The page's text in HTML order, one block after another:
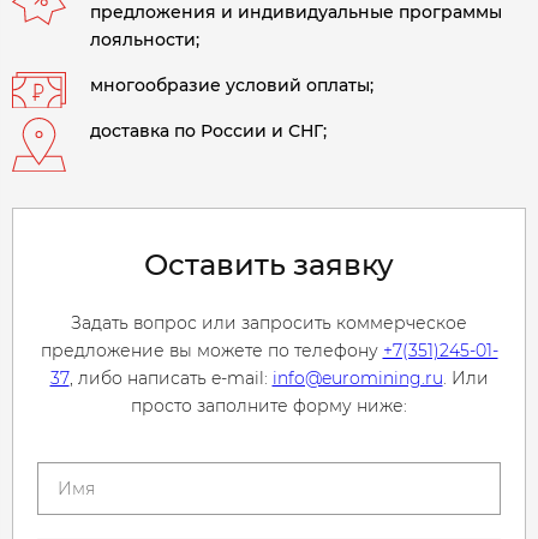
предложения и индивидуальные программы
лояльности;
многообразие условий оплаты;
доставка по России и СНГ;
Оставить заявку
Задать вопрос или запросить коммерческое
предложение вы можете по телефону +7(351)245-01-
37, либо написать e-mail: info@euromining.ru. Или
просто заполните форму ниже: